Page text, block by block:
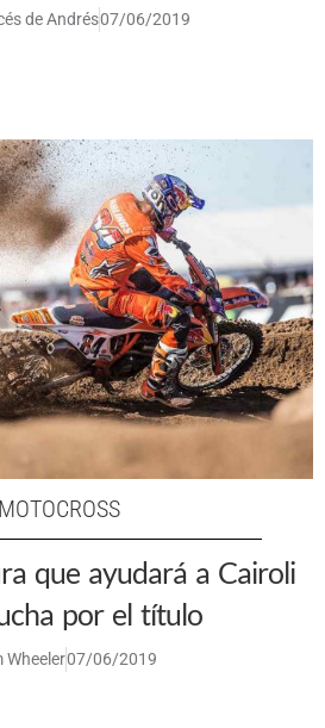
de Andrés07/06/2019
MOTOCROSS
que ayudará a Cairoli
por el título
Wheeler07/06/2019